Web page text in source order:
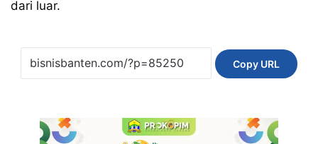
dari luar.
Copy URL